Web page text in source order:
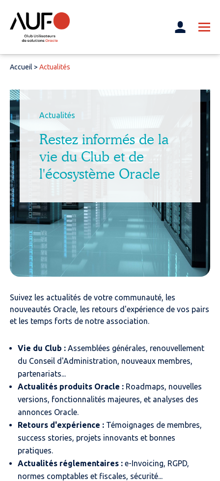
Accueil > Actualités
Actualités
Restez informés de la
vie du Club et de
l'écosystème Oracle
Suivez les actualités de votre communauté, les
nouveautés Oracle, les retours d'expérience de vos pairs
et les temps forts de notre association.
Vie du Club : Assemblées générales, renouvellement
du Conseil d'Administration, nouveaux membres,
partenariats...
Actualités produits Oracle : Roadmaps, nouvelles
versions, fonctionnalités majeures, et analyses des
annonces Oracle.
Retours d'expérience : Témoignages de membres,
success stories, projets innovants et bonnes
pratiques.
Actualités réglementaires : e-Invoicing, RGPD,
normes comptables et fiscales, sécurité...